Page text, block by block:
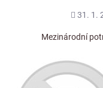
Přidáno
31. 1.
Mezinárodní